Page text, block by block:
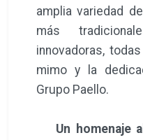
amplia variedad
más
innovadoras,
mimo y la
Grupo Paello.
Un homenaje